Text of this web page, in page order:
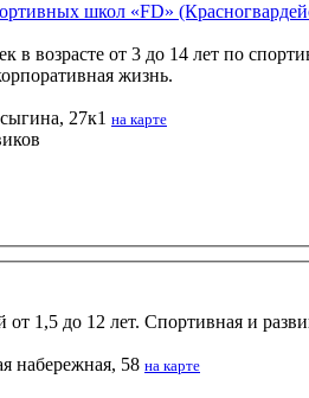
школ «FD»
в возрасте от 3 до 14 лет по
жизнь.
27к1 на карте
от 1,5 до 12 лет. Спортивная и
набережная, 58 на карте